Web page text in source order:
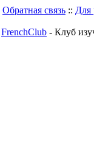
Обратная связь :: Для
FrenchClub - Клуб